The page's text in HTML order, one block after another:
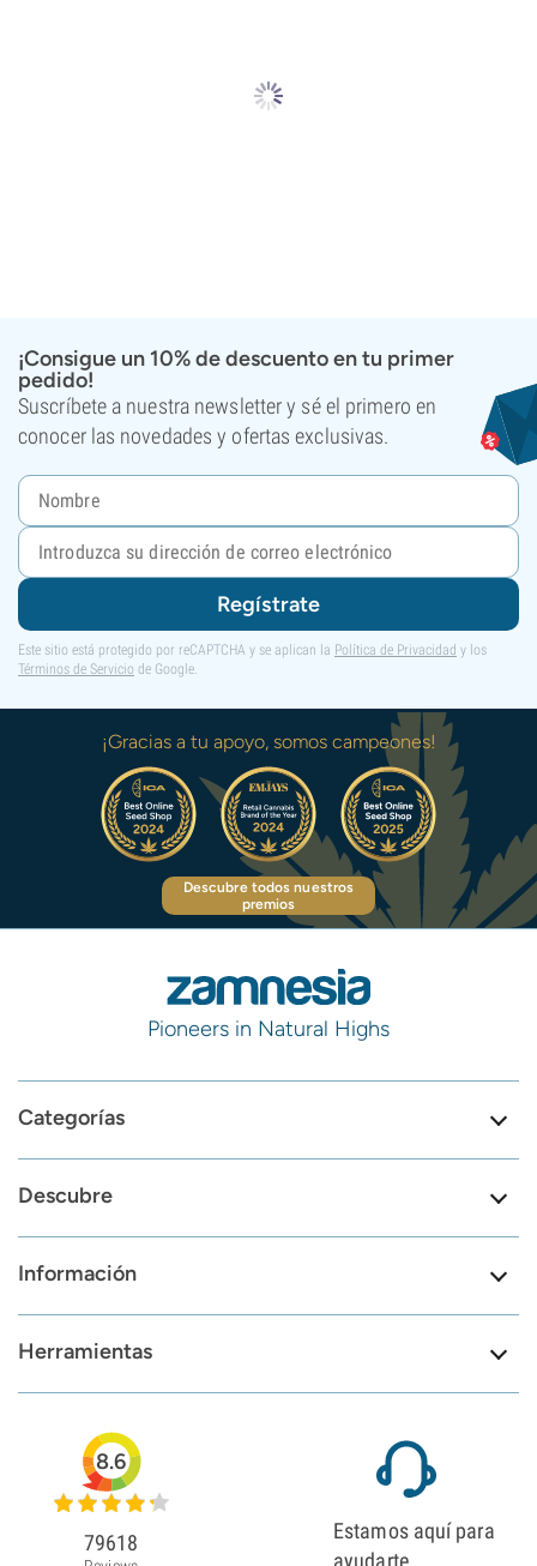
¡Consigue un 10% de descuento en tu primer
pedido!
Suscríbete a nuestra newsletter y sé el primero en
conocer las novedades y ofertas exclusivas.
Regístrate
Este sitio está protegido por reCAPTCHA y se aplican la Política de Privacidad y los
Términos de Servicio de Google.
¡Gracias a tu apoyo, somos campeones!
Descubre todos nuestros
premios
Pioneers in Natural Highs
Categorías
Descubre
Información
Herramientas
8.6
79618
Estamos aquí para
ayudarte